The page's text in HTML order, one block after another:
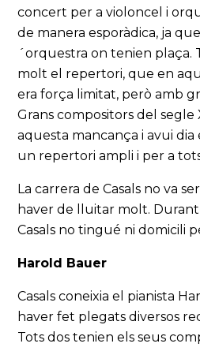
concert per a violoncel i
de manera esporàdica, ja
´orquestra on tenien plaça.
molt el repertori, que en
era força limitat, però amb
Grans compositors del segle
aquesta mancança i avui
un repertori ampli i per a
La carrera de Casals no va
haver de lluitar molt. Durant
Casals no tingué ni domicili
Harold Bauer
Casals coneixia el pianista
haver fet plegats diversos
Tots dos tenien els seus